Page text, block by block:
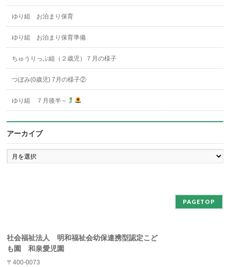
ゆり組 お泊まり保育
ゆり組 お泊まり保育準備
ちゅうりっぷ組（２歳児）７月の様子
つぼみ(0歳児) 7月の様子②
ゆり組 ７月後半～
アーカイブ
ア
ー
PAGETOP
社会福祉法人 明和福祉会幼保連携型認定こど
も園 和泉愛児園
〒400-0073